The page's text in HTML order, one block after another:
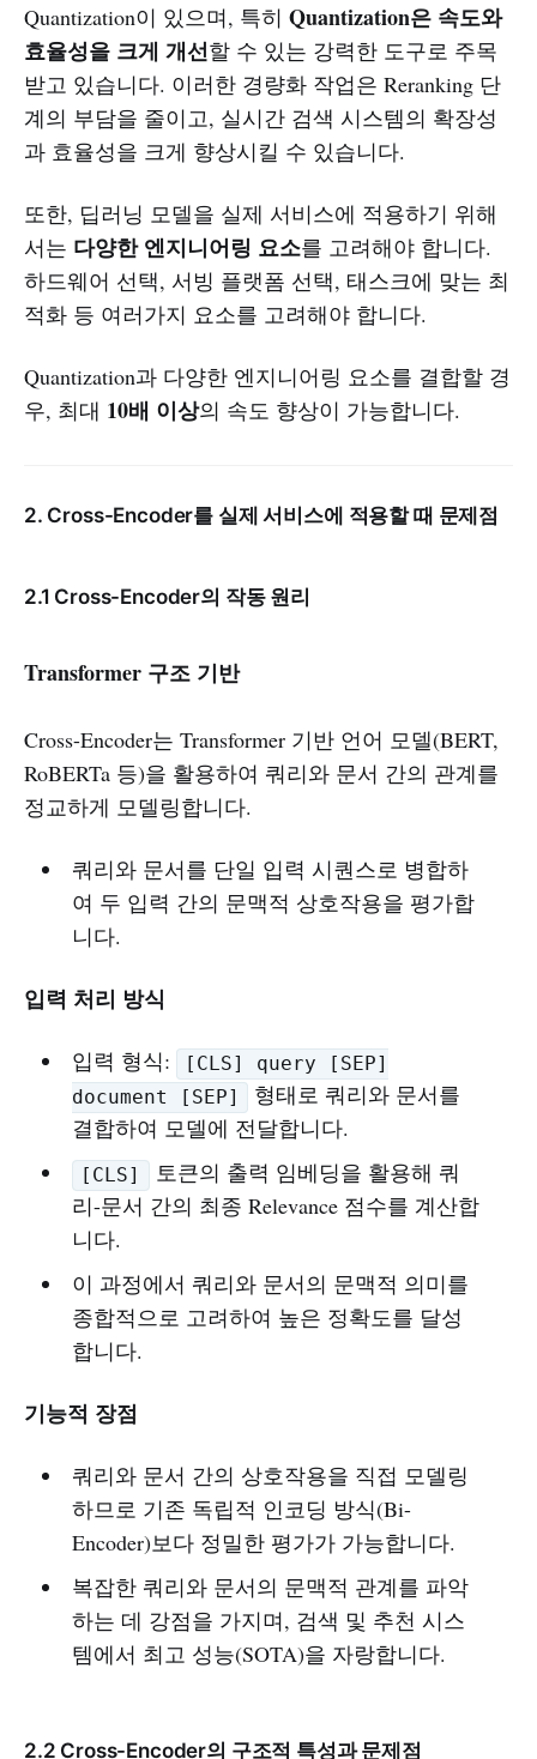
Quantization이 있으며, 특히 Quantization은 속도와
효율성을 크게 개선할 수 있는 강력한 도구로 주목
받고 있습니다. 이러한 경량화 작업은 Reranking 단
계의 부담을 줄이고, 실시간 검색 시스템의 확장성
과 효율성을 크게 향상시킬 수 있습니다.
또한, 딥러닝 모델을 실제 서비스에 적용하기 위해
서는 다양한 엔지니어링 요소를 고려해야 합니다.
하드웨어 선택, 서빙 플랫폼 선택, 태스크에 맞는 최
적화 등 여러가지 요소를 고려해야 합니다.
Quantization과 다양한 엔지니어링 요소를 결합할 경
우, 최대 10배 이상의 속도 향상이 가능합니다.
2. Cross-Encoder를 실제 서비스에 적용할 때 문제점
2.1 Cross-Encoder의 작동 원리
Transformer 구조 기반
Cross-Encoder는 Transformer 기반 언어 모델(BERT,
RoBERTa 등)을 활용하여 쿼리와 문서 간의 관계를
정교하게 모델링합니다.
쿼리와 문서를 단일 입력 시퀀스로 병합하
여 두 입력 간의 문맥적 상호작용을 평가합
니다.
입력 처리 방식
입력 형식:
[CLS] query [SEP]
document [SEP]
형태로 쿼리와 문서를
결합하여 모델에 전달합니다.
[CLS]
토큰의 출력 임베딩을 활용해 쿼
리-문서 간의 최종 Relevance 점수를 계산합
니다.
이 과정에서 쿼리와 문서의 문맥적 의미를
종합적으로 고려하여 높은 정확도를 달성
합니다.
기능적 장점
쿼리와 문서 간의 상호작용을 직접 모델링
하므로 기존 독립적 인코딩 방식(Bi-
Encoder)보다 정밀한 평가가 가능합니다.
복잡한 쿼리와 문서의 문맥적 관계를 파악
하는 데 강점을 가지며, 검색 및 추천 시스
템에서 최고 성능(SOTA)을 자랑합니다.
2.2 Cross-Encoder의 구조적 특성과 문제점